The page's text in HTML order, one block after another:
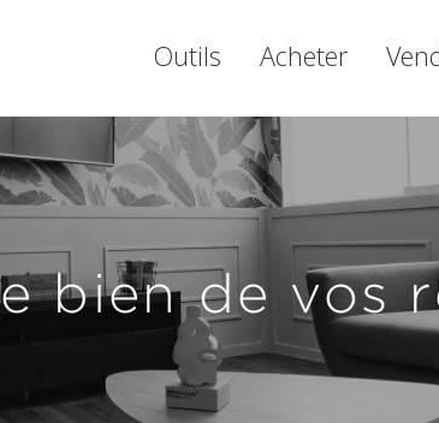
Outils Acheter
bien de vos